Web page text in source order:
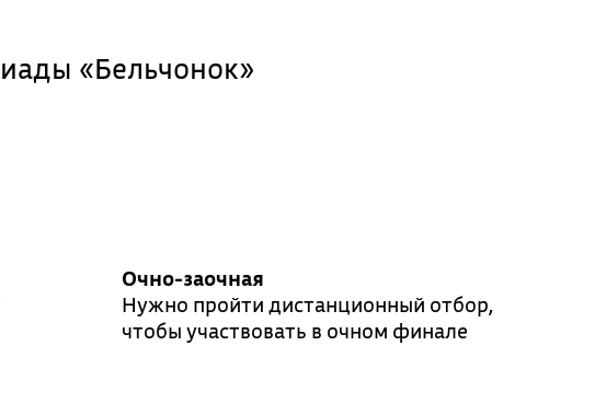
«Бельчонок»
Очно-заочная
Нужно пройти дистанционный отбор,
чтобы участвовать в очном финале